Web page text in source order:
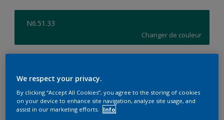
N6.51.33
Changer de couleur
Quantité Calculateur de peinture
We respect your privacy.
By clicking “Accept All Cookies”, you agree to the storing of cookies
on your device to enhance site navigation, analyze site usage, and
assist in our marketing efforts.
Info